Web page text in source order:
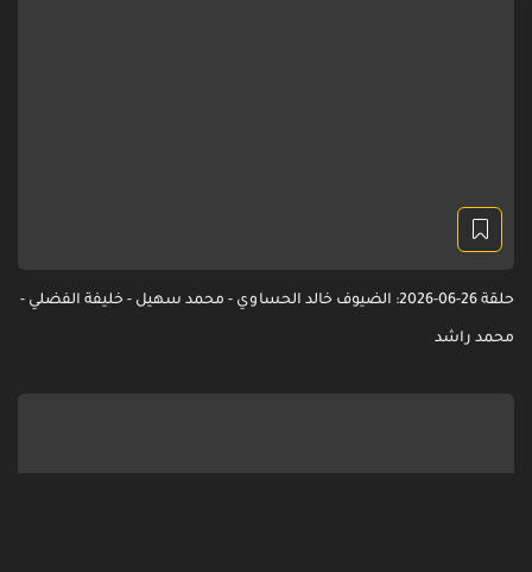
حلقة 26-06-2026: الضيوف خالد الحساوي - محمد سهيل - خليفة الفضلي -
محمد راشد